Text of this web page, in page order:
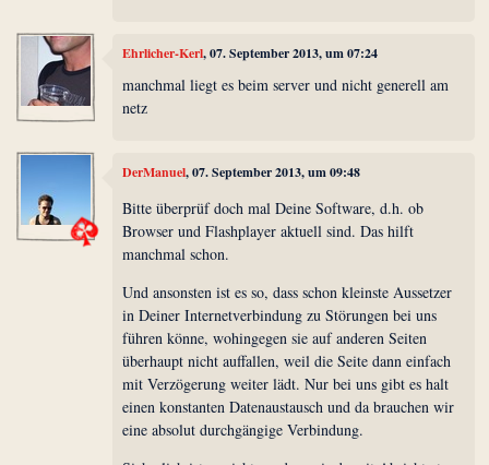
Ehrlicher-Kerl, 07. September 2013, um 07:24
manchmal liegt es beim server und nicht generell am
netz
DerManuel, 07. September 2013, um 09:48
Bitte überprüf doch mal Deine Software, d.h. ob
Browser und Flashplayer aktuell sind. Das hilft
manchmal schon.
Und ansonsten ist es so, dass schon kleinste Aussetzer
in Deiner Internetverbindung zu Störungen bei uns
führen könne, wohingegen sie auf anderen Seiten
überhaupt nicht auffallen, weil die Seite dann einfach
mit Verzögerung weiter lädt. Nur bei uns gibt es halt
einen konstanten Datenaustausch und da brauchen wir
eine absolut durchgängige Verbindung.